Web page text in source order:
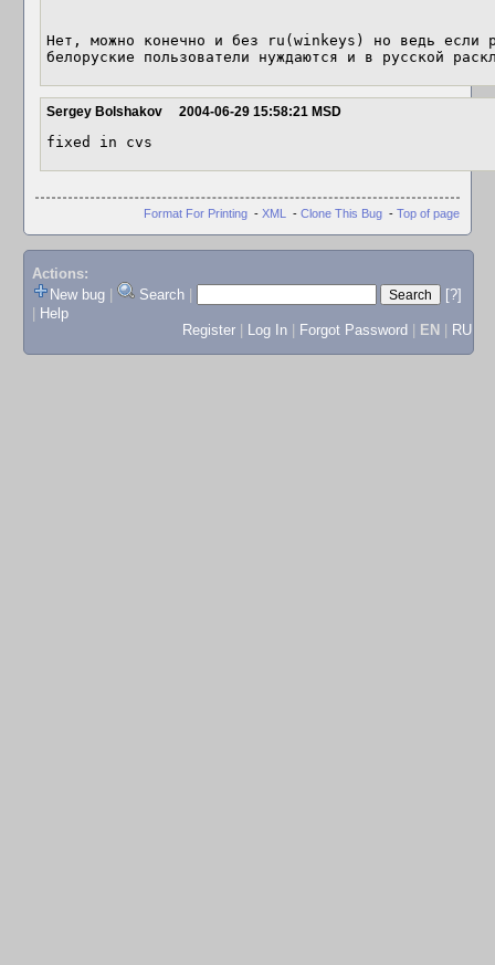
Нет, можно конечно и без ru(winkeys) но ведь если
белоруские пользователи нуждаются и в русской
Sergey Bolshakov 2004-06-29 15:58:21 MSD
fixed in cvs
Format For Printing - XML - Clone This Bug - Top of page
Actions:
New bug
Search
[?]
Help
Register
Log In Forgot Password EN RU